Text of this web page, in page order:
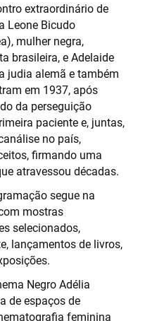
extraordinário de
Leone Bicudo
mulher negra,
brasileira, e Adelaide
judia alemã e também
em 1937, após
da perseguição
paciente e, juntas,
no país,
firmando uma
atravessou décadas.
segue na
mostras
selecionados,
lançamentos de livros,
Negro Adélia
de espaços de
feminina